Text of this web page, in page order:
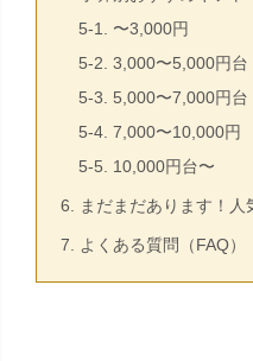
5-1. 〜3,000円
5-2. 3,000〜5,000円台
5-3. 5,000〜7,000円台
5-4. 7,000〜10,000円
5-5. 10,000円台〜
6. まだまだあります！人
7. よくある質問（FAQ）